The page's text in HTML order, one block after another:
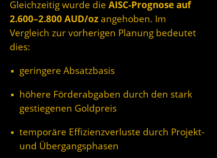
Gleichzeitig wurde die AISC-Prognose auf
2.600–2.800 AUD/oz angehoben. Im
Vergleich zur vorherigen Planung bedeutet
dies:
geringere Absatzbasis
höhere Förderabgaben durch den stark
gestiegenen Goldpreis
temporäre Effizienzverluste durch Projekt-
und Übergangsphasen